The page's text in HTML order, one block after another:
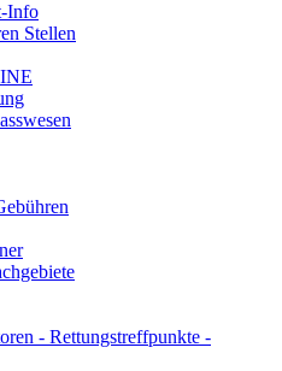
Info
Stellen
- Rettungstreffpunkte -